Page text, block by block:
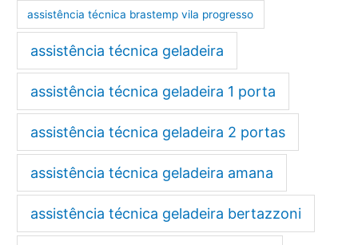
assistência técnica brastemp vila progresso
assistência técnica geladeira
assistência técnica geladeira 1 porta
assistência técnica geladeira 2 portas
assistência técnica geladeira amana
assistência técnica geladeira bertazzoni